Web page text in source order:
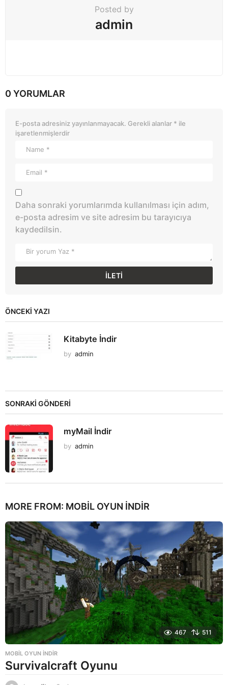
Posted by
admin
0 YORUMLAR
E-posta adresiniz yayınlanmayacak. Gerekli alanlar * ile
işaretlenmişlerdir
Daha sonraki yorumlarımda kullanılması için adım,
e-posta adresim ve site adresim bu tarayıcıya
kaydedilsin.
ÖNCEKI YAZI
Kitabyte İndir
by admin
SONRAKİ GÖNDERİ
myMail İndir
by admin
MORE FROM: MOBIL OYUN INDIR
467 511
MOBIL OYUN INDIR
Survivalcraft Oyunu